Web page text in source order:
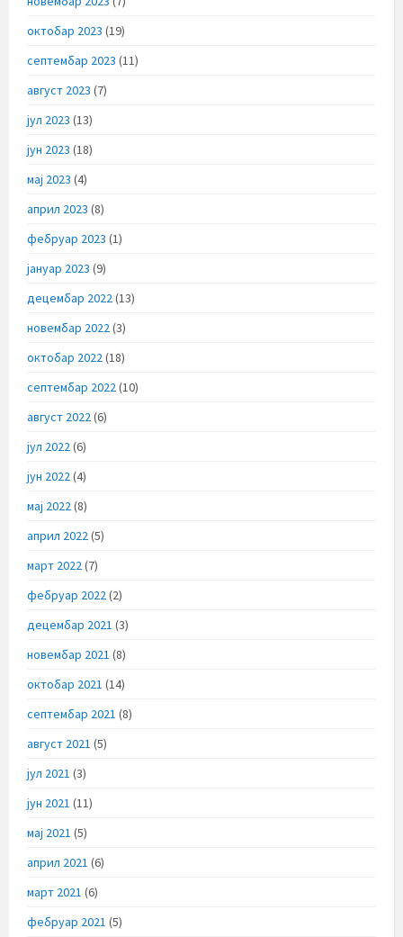
октобар 2023 (19)
септембар 2023 (11)
август 2023 (7)
јул 2023 (13)
јун 2023 (18)
мај 2023 (4)
април 2023 (8)
фебруар 2023 (1)
јануар 2023 (9)
децембар 2022(13)
новембар 2022(3)
октобар 2022(18)
септембар 2022(10)
август 2022(6)
јул 2022(6)
јун 2022(4)
мај 2022(8)
април 2022(5)
март 2022(7)
фебруар 2022(2)
децембар 2021 (3)
новембар 2021 (8)
октобар 2021 (14)
септембар 2021 (8)
август 2021 (5)
јул 2021 (3)
јун 2021 (11)
мај 2021 (5)
април 2021 (6)
март 2021 (6)
фебруар 2021 (5)